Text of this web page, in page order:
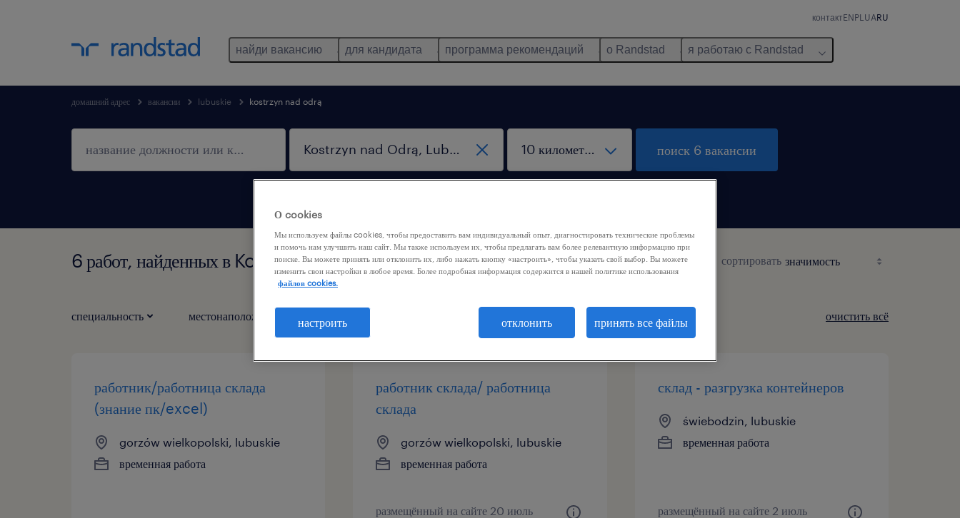
контактENPL UARU
найди вакансию для кандидата программа рекомендаций о Randstad я работаю с Randstad
домашний адрес вакансии lubuskie kostrzyn nad odrą
поиск 6 вакансии
6 работ, найденных в Kostrzyn nad Odrą, Lubuskie сортировать
специальность местонаположение очистить всё
работник/работница склада
(знание пк/excel)
gorzów wielkopolski, lubuskie
временная работа
работник склада/ работница
склада
gorzów wielkopolski, lubuskie
временная работа
размещённый на сайте 20 июль
склад - разгрузка контейнеров
świebodzin, lubuskie
временная работа
размещённый на сайте 2 июль
О cookies
Мы используем файлы cookies, чтобы предоставить вам индивидуальный опыт, диагностировать технические проблемы
и помочь нам улучшить наш сайт. Мы также используем их, чтобы предлагать вам более релевантную информацию при
поиске. Вы можете принять или отклонить их, либо нажать кнопку «настроить», чтобы указать свой выбор. Вы можете
изменить свои настройки в любое время. Более подробная информация содержится в нашей политике использования
файлов cookies.
настроить отклонить принять все файлы